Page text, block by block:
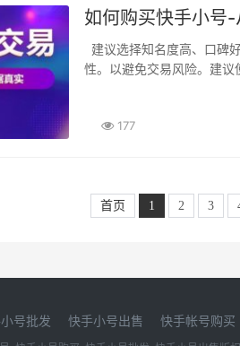
如何购买快手小号
性。以避免交易风险。建
177
首页 1 2 3
号批发 快手小号出售 快手帐号购买